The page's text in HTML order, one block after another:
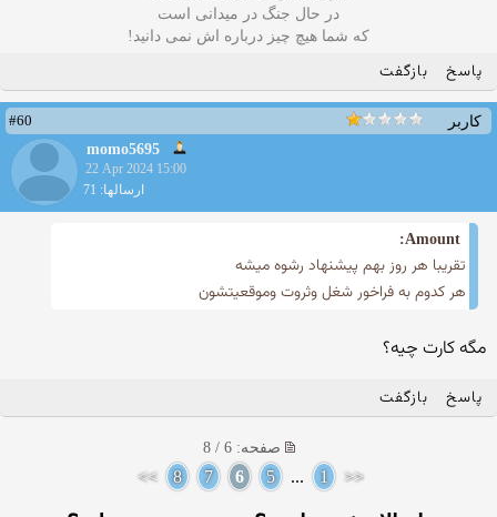
در حال جنگ در میدانی است
که شما هیچ چیز درباره اش نمی دانید!
پاسخ بازگفت
کاربر
#60
momo5695
22 Apr 2024 15:00
ارسالها: 71
Amount:
تقریبا هر روز بهم پیشنهاد رشوه میشه
هر کدوم به فراخور شغل وثروت وموقعیتشون
مگه کارت چیه؟
پاسخ بازگفت
صفحه: 6 / 8
<<
1
...
5
6
7
8
>>